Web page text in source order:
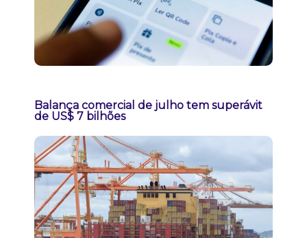
Balança comercial de julho tem superávit
de US$ 7 bilhões